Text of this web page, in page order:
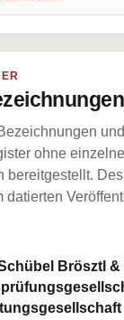
ohne einzelne
bereitgestellt.
datierten
Brösztl &